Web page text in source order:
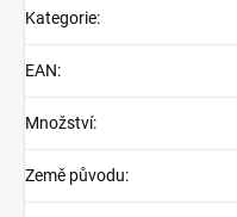
Kategorie:
EAN:
Množství:
Země původu: